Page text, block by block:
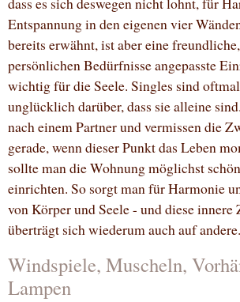
Entspannung in den eigenen vier
bereits erwähnt, ist aber eine
persönlichen Bedürfnisse angepasste
wichtig für die Seele. Singles sind
unglücklich darüber, dass sie alleine
nach einem Partner und vermissen die
gerade, wenn dieser Punkt das Leben
sollte man die Wohnung möglichst
einrichten. So sorgt man für Harmonie
von Körper und Seele - und diese
überträgt sich wiederum auch auf andere.
Windspiele, Muscheln,
Lampen